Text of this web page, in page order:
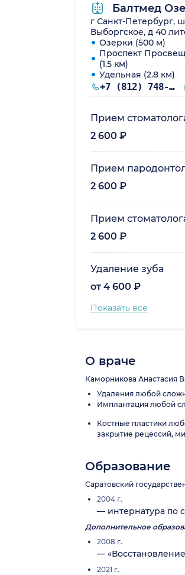
Балтмед
г Санкт-Петербург, ш
Выборгское, д 40
Озерки (500 м)
Проспект
(1.5 км)
Удельная (2.8 км)
+7 (812) 748-37-83
Прием
2 600 ₽
Прием
2 600 ₽
Прием
2 600 ₽
Удаление зуба
от 4 600 ₽
Показать все
О враче
Каморникова Анастасия
Удаления любой
Имплантация любой
Костные пластики
закрытие рецессий,
Образование
Саратовский
2004 г.
— интернатура по
Дополнительное
2008 г.
—
2021 г.